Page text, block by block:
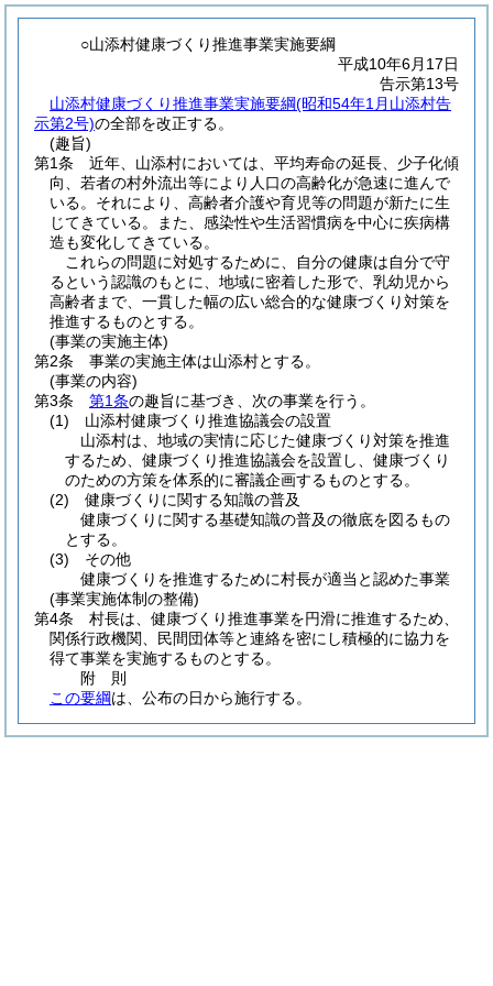
○山添村健康づくり推進事業実施要綱
平成10年6月17日
告示第13号
山添村健康づくり推進事業実施要綱(昭和54年1月山添村告
示第2号)の全部を改正する。
(趣旨)
第1条
近年、山添村においては、平均寿命の延長、少子化傾
向、若者の村外流出等により人口の高齢化が急速に進んで
いる。 それにより、高齢者介護や育児等の問題が新たに生
じてきている。
また、感染性や生活習慣病を中心に疾病構
造も変化してきている。
これらの問題に対処するために、自分の健康は自分で守
るという認識のもとに、地域に密着した形で、乳幼児から
高齢者まで、一貫した幅の広い総合的な健康づくり対策を
推進するものとする。
(事業の実施主体)
第2条
事業の実施主体は山添村とする。
(事業の内容)
第3条
第1条の趣旨に基づき、次の事業を行う。
(1)
山添村健康づくり推進協議会の設置
山添村は、地域の実情に応じた健康づくり対策を推進
するため、健康づくり推進協議会を設置し、健康づくり
のための方策を体系的に審議企画するものとする。
(2)
健康づくりに関する知識の普及
健康づくりに関する基礎知識の普及の徹底を図るもの
とする。
(3)
その他
健康づくりを推進するために村長が適当と認めた事業
(事業実施体制の整備)
第4条
村長は、健康づくり推進事業を円滑に推進するため、
関係行政機関、民間団体等と連絡を密にし積極的に協力を
得て事業を実施するものとする。
附 則
この要綱は、公布の日から施行する。